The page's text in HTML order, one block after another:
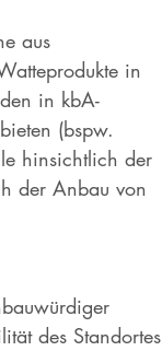
aus
in
in kbA-
(bspw.
hinsichtlich der
der Anbau von
des Standortes